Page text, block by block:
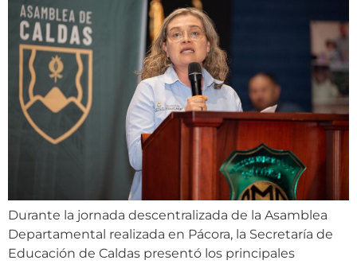
Durante la jornada descentralizada de la Asamblea
Departamental realizada en Pácora, la Secretaría de
Educación de Caldas presentó los principales